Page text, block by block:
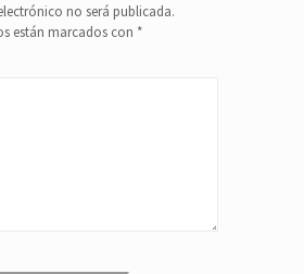
no será publicada.
están marcados con *